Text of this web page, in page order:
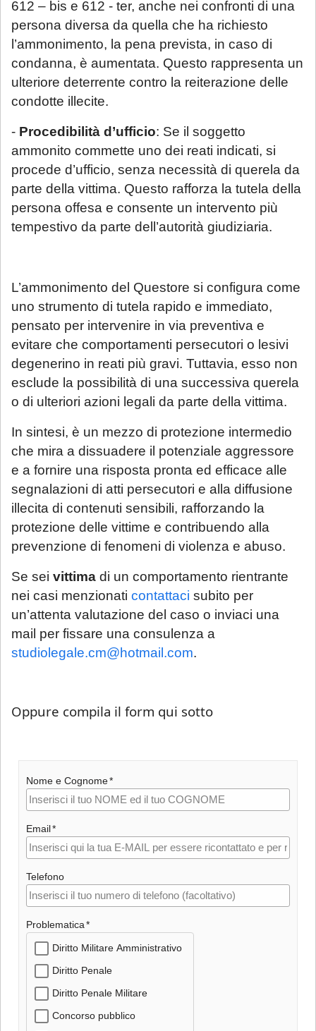
612 – bis e 612 - ter, anche nei confronti di una
persona diversa da quella che ha richiesto
l’ammonimento, la pena prevista, in caso di
condanna, è aumentata. Questo rappresenta un
ulteriore deterrente contro la reiterazione delle
condotte illecite.
- Procedibilità d’ufficio: Se il soggetto
ammonito commette uno dei reati indicati, si
procede d’ufficio, senza necessità di querela da
parte della vittima. Questo rafforza la tutela della
persona offesa e consente un intervento più
tempestivo da parte dell’autorità giudiziaria.
L’ammonimento del Questore si configura come
uno strumento di tutela rapido e immediato,
pensato per intervenire in via preventiva e
evitare che comportamenti persecutori o lesivi
degenerino in reati più gravi. Tuttavia, esso non
esclude la possibilità di una successiva querela
o di ulteriori azioni legali da parte della vittima.
In sintesi, è un mezzo di protezione intermedio
che mira a dissuadere il potenziale aggressore
e a fornire una risposta pronta ed efficace alle
segnalazioni di atti persecutori e alla diffusione
illecita di contenuti sensibili, rafforzando la
protezione delle vittime e contribuendo alla
prevenzione di fenomeni di violenza e abuso.
Se sei vittima di un comportamento rientrante
nei casi menzionati contattaci subito per
un’attenta valutazione del caso o inviaci una
mail per fissare una consulenza a
studiolegale.cm@hotmail.com.
Oppure compila il form qui sotto
Nome e Cognome
Email
Telefono
Problematica
Diritto Militare Amministrativo
Diritto Penale
Diritto Penale Militare
Concorso pubblico